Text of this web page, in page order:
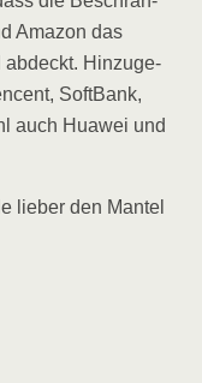
Ama­zon das
abdeckt. Hin­zu­ge­
Soft­Bank,
auch Hua­wei und
lie­ber den Man­tel